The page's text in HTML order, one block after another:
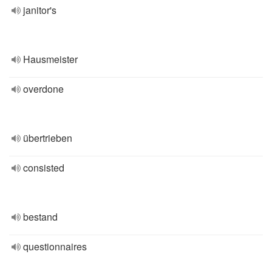
janitor's
Hausmeister
overdone
übertrieben
consisted
bestand
questionnaires